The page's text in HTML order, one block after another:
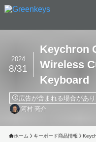
Keychron
Wireless
Keyboard
2024
8/31
広告が含まれる場合があ
河村 亮介
ホーム キーボード商品情報